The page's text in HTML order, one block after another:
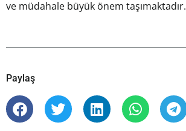
ve müdahale büyük önem taşımaktadır.
Paylaş